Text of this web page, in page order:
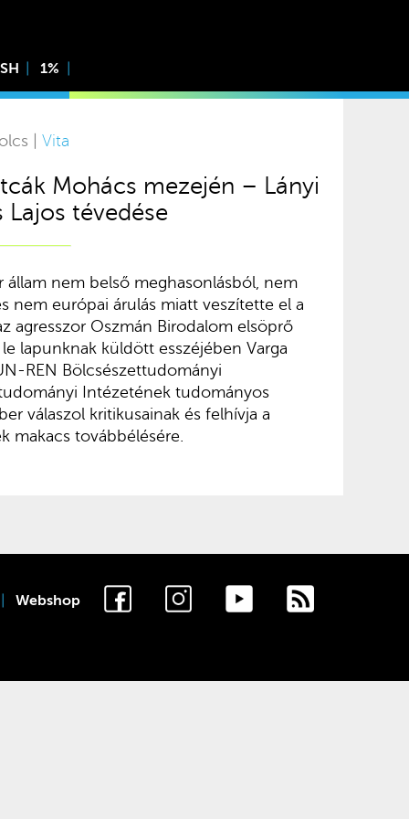
1%
| Vita
Mohács mezején – Lányi
Lajos tévedése
állam nem belső meghasonlásból, nem
nem európai árulás miatt veszítette el a
agresszor Oszmán Birodalom elsöprő
lapunknak küldött esszéjében Varga
REN Bölcsészettudományi
Intézetének tudományos
válaszol kritikusainak és felhívja a
makacs továbbélésére.
Webshop